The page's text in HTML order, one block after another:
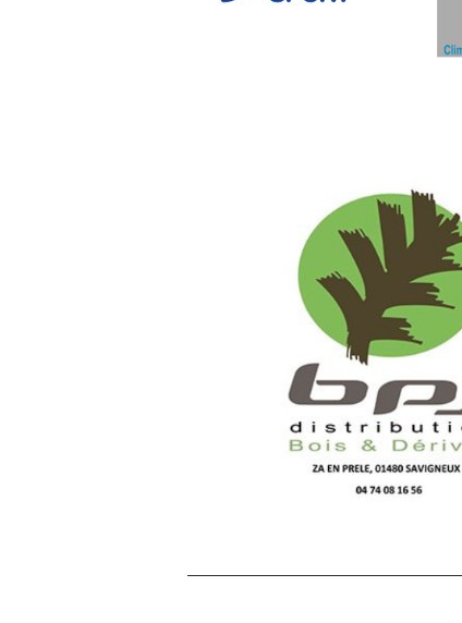
BPJ
« Soutenir un club comme l’AS
c’est pour nous affirmer
engagement. Les valeurs de
d’équipe et de proximité sont
adéquation avec notre